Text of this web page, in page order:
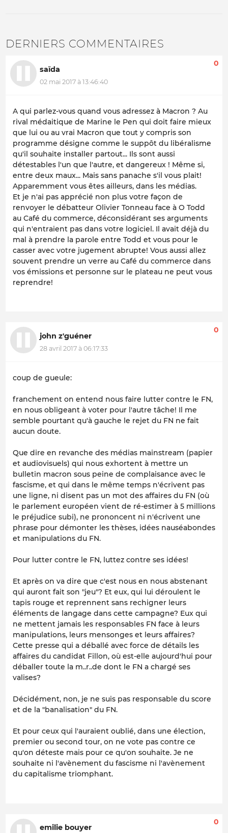
DERNIERS COMMENTAIRES
saïda
02 mai 2017 à 13:46:40
0
A qui parlez-vous quand vous adressez à Macron ? Au
rival médaitique de Marine le Pen qui doit faire mieux
que lui ou au vrai Macron que tout y compris son
programme désigne comme le suppôt du libéralisme
qu'il souhaite installer partout... Ils sont aussi
détestables l'un que l'autre, et dangereux ! Même si,
entre deux maux... Mais sans panache s'il vous plait!
Apparemment vous êtes ailleurs, dans les médias.
Et je n'ai pas apprécié non plus votre façon de
renvoyer le débatteur Olivier Tonneau face à O Todd
au Café du commerce, déconsidérant ses arguments
qui n'entraient pas dans votre logiciel. Il avait déjà du
mal à prendre la parole entre Todd et vous pour le
casser avec votre jugement abrupte! Vous aussi allez
souvent prendre un verre au Café du commerce dans
vos émissions et personne sur le plateau ne peut vous
reprendre!
john z'guéner
28 avril 2017 à 06:17:33
0
coup de gueule:
franchement on entend nous faire lutter contre le FN,
en nous obligeant à voter pour l'autre tâche! Il me
semble pourtant qu'à gauche le rejet du FN ne fait
aucun doute.
Que dire en revanche des médias mainstream (papier
et audiovisuels) qui nous exhortent à mettre un
bulletin macron sous peine de complaisance avec le
fascisme, et qui dans le même temps n'écrivent pas
une ligne, ni disent pas un mot des affaires du FN (où
le parlement européen vient de ré-estimer à 5 millions
le préjudice subi), ne prononcent ni n'écrivent une
phrase pour démonter les thèses, idées nauséabondes
et manipulations du FN.
Pour lutter contre le FN, luttez contre ses idées!
Et après on va dire que c'est nous en nous abstenant
qui auront fait son "jeu"? Et eux, qui lui déroulent le
tapis rouge et reprennent sans rechigner leurs
éléments de langage dans cette campagne? Eux qui
ne mettent jamais les responsables FN face à leurs
manipulations, leurs mensonges et leurs affaires?
Cette presse qui a déballé avec force de détails les
affaires du candidat Fillon, où est-elle aujourd'hui pour
déballer toute la m..r..de dont le FN a chargé ses
valises?
Décidément, non, je ne suis pas responsable du score
et de la "banalisation" du FN.
Et pour ceux qui l'auraient oublié, dans une élection,
premier ou second tour, on ne vote pas contre ce
qu'on déteste mais pour ce qu'on souhaite. Je ne
souhaite ni l'avènement du fascisme ni l'avènement
du capitalisme triomphant.
emilie bouyer
0